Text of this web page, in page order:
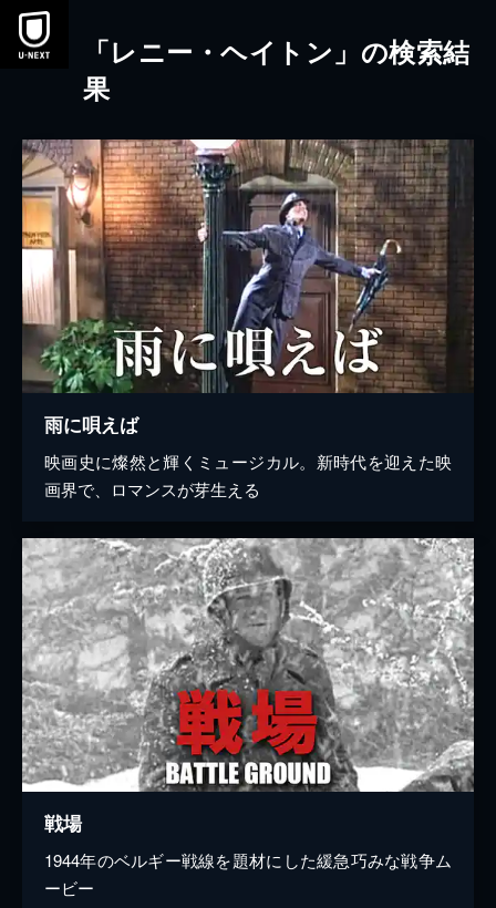
本文へスキップ
「レニー・ヘイトン」の検索結
果
雨に唄えば
映画史に燦然と輝くミュージカル。新時代を迎えた映
画界で、ロマンスが芽生える
戦場
1944年のベルギー戦線を題材にした緩急巧みな戦争ム
ービー